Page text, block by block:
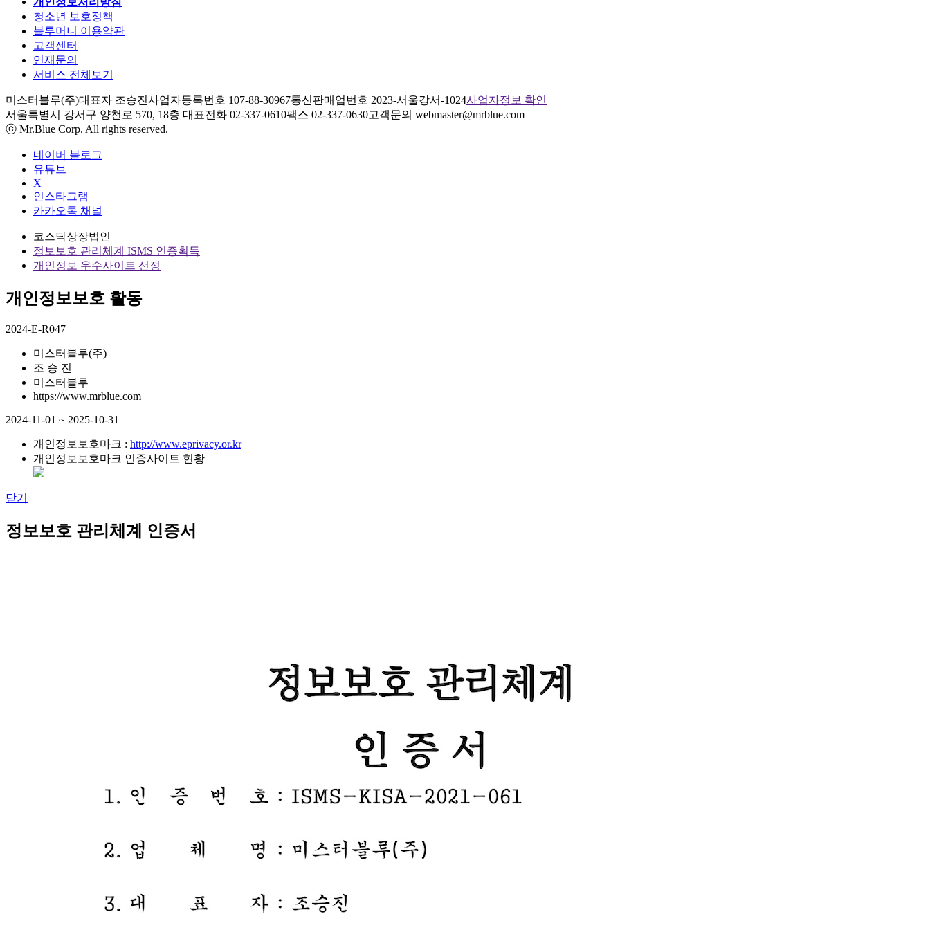
청소년 보호정책
블루머니 이용약관
고객센터
연재문의
서비스 전체보기
미스터블루(주)대표자 조승진사업자등록번호 107-88-30967통신판매업번호 2023-서울강서-1024사업자정보 확인
서울특별시 강서구 양천로 570, 18층 대표전화 02-337-0610팩스 02-337-0630고객문의 webmaster@mrblue.com
ⓒ Mr.Blue Corp. All rights reserved.
네이버 블로그
유튜브
X
인스타그램
카카오톡 채널
코스닥상장법인
정보보호 관리체계 ISMS 인증획득
개인정보 우수사이트 선정
개인정보보호 활동
2024-E-R047
미스터블루(주)
조 승 진
미스터블루
https://www.mrblue.com
2024-11-01 ~ 2025-10-31
개인정보보호마크 : http://www.eprivacy.or.kr
개인정보보호마크 인증사이트 현황
닫기
정보보호 관리체계 인증서